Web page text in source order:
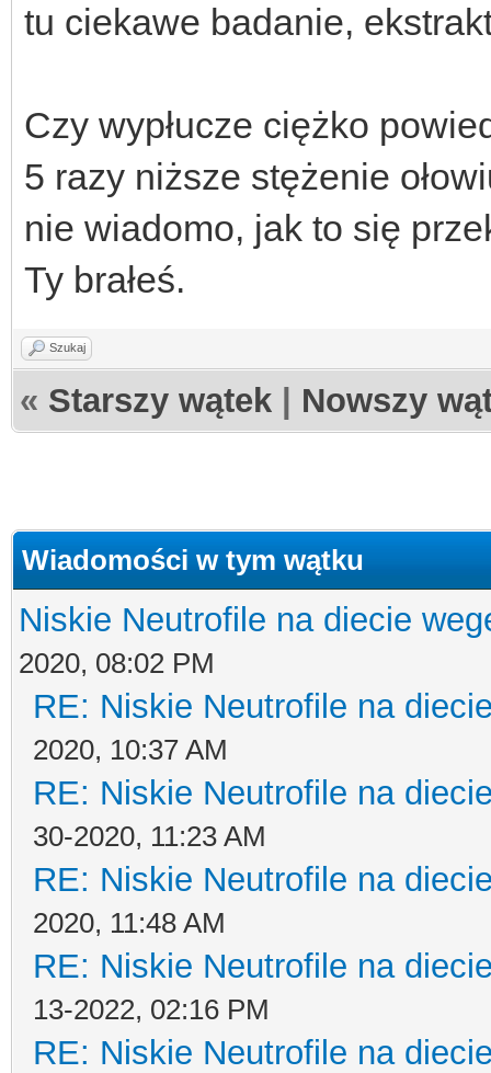
tu ciekawe badanie,
Czy wypłucze ciężko
5 razy niższe stężenie
nie wiadomo, jak to się
Ty brałeś.
Szukaj
« Starszy wątek Nowszy
Wiadomości w tym wątku
Niskie Neutrofile na diecie
2020, 08:02 PM
RE: Niskie Neutrofile na
2020, 10:37 AM
RE: Niskie Neutrofile na
30-2020, 11:23 AM
RE: Niskie Neutrofile na
2020, 11:48 AM
RE: Niskie Neutrofile na
13-2022, 02:16 PM
RE: Niskie Neutrofile na